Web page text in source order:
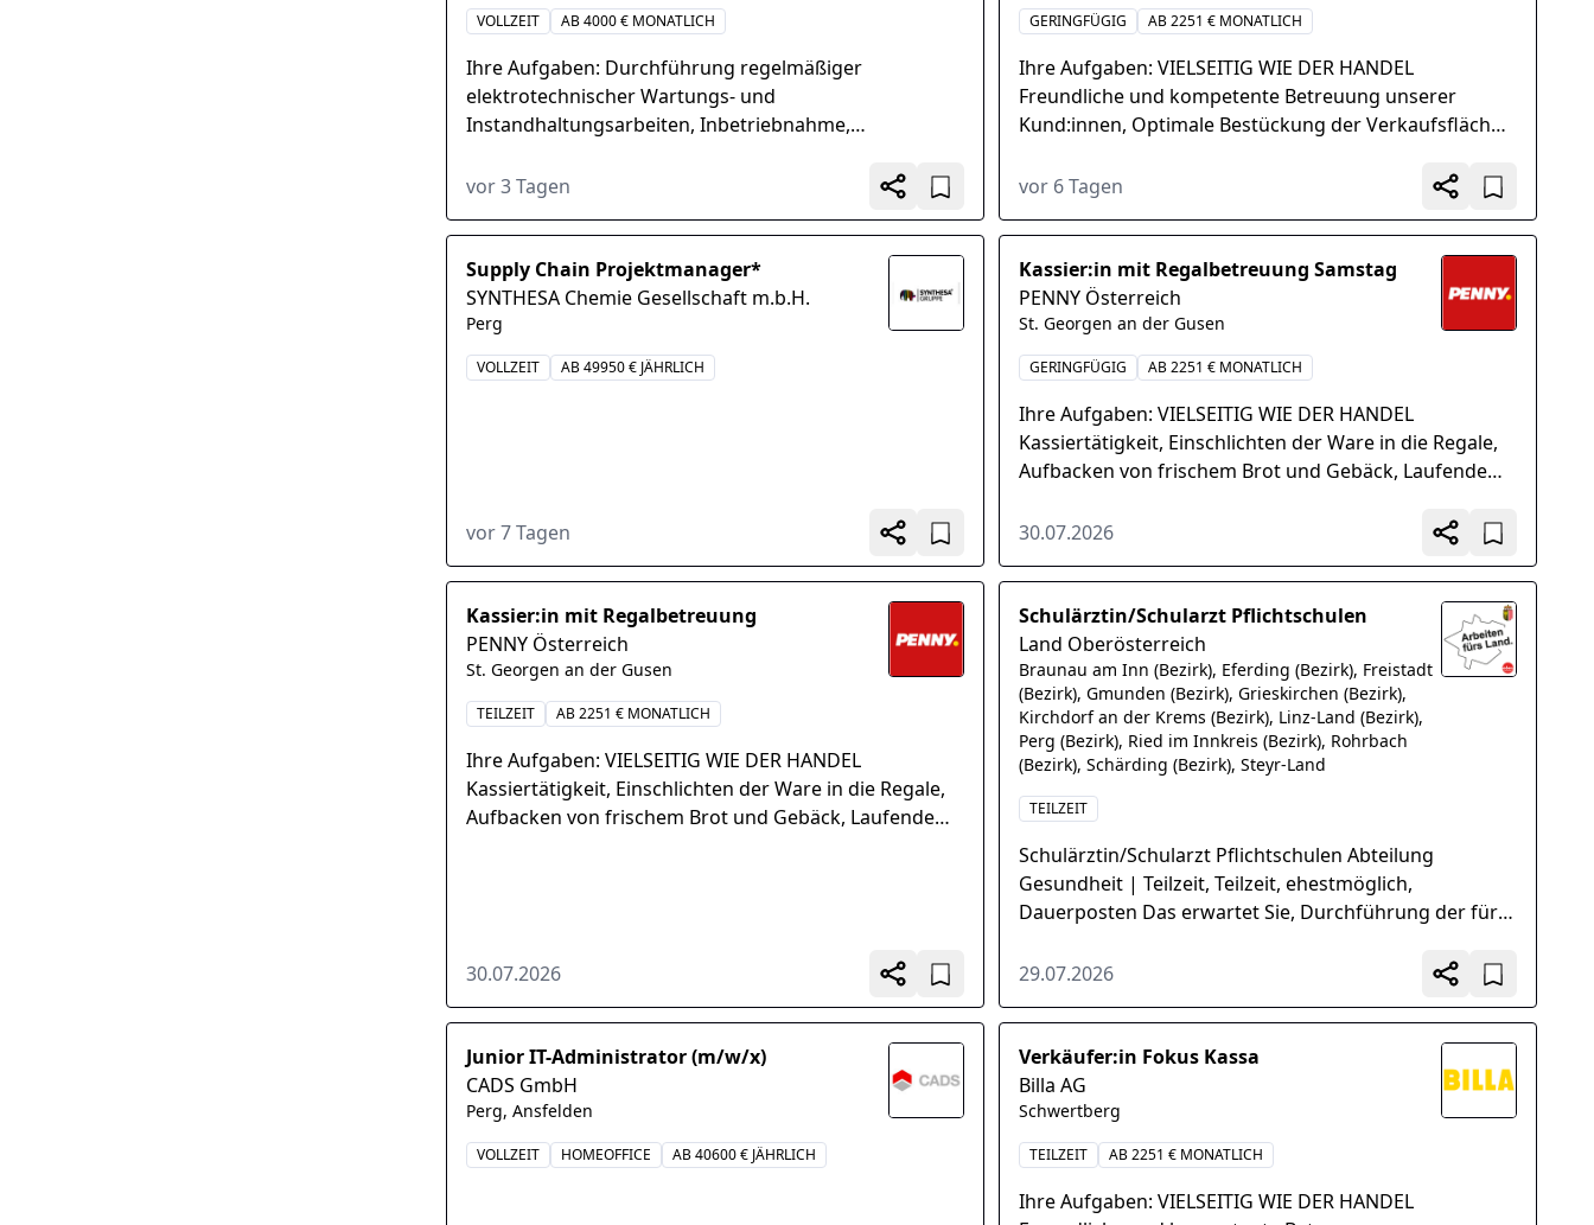
VOLLZEIT AB 4000 € MONATLICH
Ihre Aufgaben: Durchführung regelmäßiger
elektrotechnischer Wartungs- und
Instandhaltungsarbeiten, Inbetriebnahme,
in unserem vollautomatisierten...
vor 3 Tagen
GERINGFÜGIG AB 2251 € MONATLICH
Ihre Aufgaben: VIELSEITIG WIE DER HANDEL
Freundliche und kompetente Betreuung unserer
Kund:innen, Optimale Bestückung der Verkaufsflächen
der aktuell...
vor 6 Tagen
Supply Chain Projektmanager*
SYNTHESA Chemie Gesellschaft m.b.H.
Perg
VOLLZEIT AB 49950 € JÄHRLICH
vor 7 Tagen
Kassier:in mit Regalbetreuung Samstag
PENNY Österreich
St. Georgen an der Gusen
GERINGFÜGIG AB 2251 € MONATLICH
Ihre Aufgaben: VIELSEITIG WIE DER HANDEL
Kassiertätigkeit, Einschlichten der Ware in die Regale,
Aufbacken von frischem Brot und Gebäck, Laufende
ordentliches...
30.07.2026
Kassier:in mit Regalbetreuung
PENNY Österreich
St. Georgen an der Gusen
TEILZEIT AB 2251 € MONATLICH
Ihre Aufgaben: VIELSEITIG WIE DER HANDEL
Kassiertätigkeit, Einschlichten der Ware in die Regale,
Aufbacken von frischem Brot und Gebäck, Laufende
30.07.2026
Schulärztin/Schularzt Pflichtschulen
Land Oberösterreich
Braunau am Inn (Bezirk), Eferding (Bezirk), Freistadt
(Bezirk), Gmunden (Bezirk), Grieskirchen (Bezirk),
Kirchdorf an der Krems (Bezirk), Linz-Land (Bezirk),
Perg (Bezirk), Ried im Innkreis (Bezirk), Rohrbach
(Bezirk), Schärding (Bezirk), Steyr-Land
TEILZEIT
Schulärztin/Schularzt Pflichtschulen Abteilung
Gesundheit | Teilzeit, Teilzeit, ehestmöglich,
Dauerposten Das erwartet Sie, Durchführung der für
29.07.2026
Junior IT-Administrator (m/w/x)
CADS GmbH
Perg, Ansfelden
VOLLZEIT HOMEOFFICE AB 40600 € JÄHRLICH
Verkäufer:in Fokus Kassa
Billa AG
Schwertberg
TEILZEIT AB 2251 € MONATLICH
Ihre Aufgaben: VIELSEITIG WIE DER HANDEL